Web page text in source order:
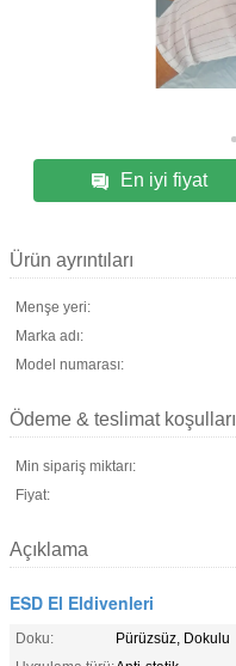
En iyi fiyat
Ürün ayrıntıları
Menşe yeri:
Marka adı:
Model numarası:
Ödeme & teslimat koşulları
Min sipariş miktarı:
Fiyat:
Açıklama
ESD El Eldivenleri
Doku:
Pürüzsüz, Dokulu